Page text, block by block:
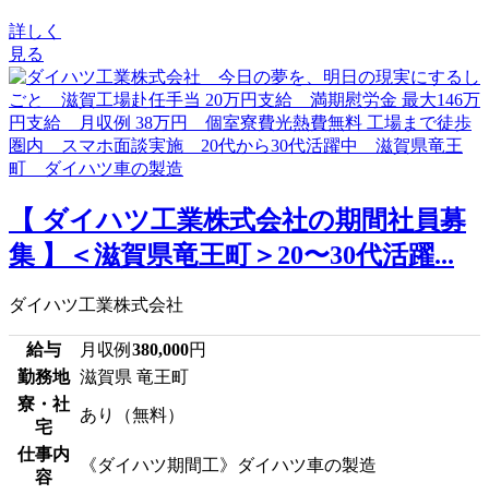
詳しく
見る
【 ダイハツ工業株式会社の期間社員募
集 】＜滋賀県竜王町＞20〜30代活躍...
ダイハツ工業株式会社
給与 月収例 380,000円
勤務地 滋賀県 竜王町
寮・社
宅
あり（無料）
仕事内
容
《ダイハツ期間工》ダイハツ車の製造